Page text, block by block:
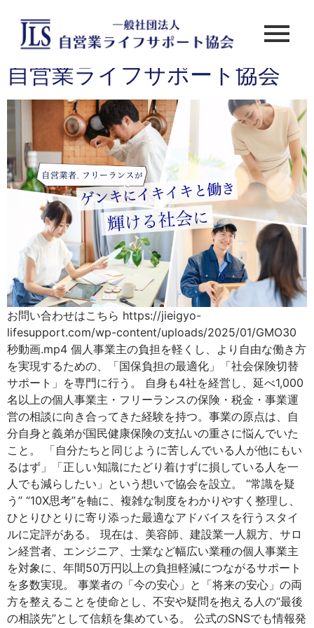
自営業ライフサポート協会
お問い合わせはこちら https://jieigyo-
lifesupport.com/wp-content/uploads/2025/01/GMO30
秒動画.mp4 個人事業主の負担を軽くし、より自由な働き方
を実現するための、「国保負担の最適化」「社会保険切替
サポート」を専門に行う。 自身も4社を経営し、延べ1,000
名以上の個人事業主・フリーランスの保険・税金・事業運
営の相談に向き合ってきた経験を持つ。事業の原点は、自
分自身と義弟が国民健康保険の支払いの重さに悩んでいた
こと。 「自分たちと同じように苦しんでいる人が他にもい
るはず」「正しい知識にたどり着けずに損している人を一
人でも減らしたい」という想いで協会を設立。 “常識を疑
う” “10X思考”を軸に、複雑な制度をわかりやすく整理し、
ひとりひとりに寄り添った最適なアドバイスを行うスタイ
ルに定評がある。 現在は、美容師、建設業一人親方、サロ
ン経営者、エンジニア、士業など幅広い業種の個人事業主
を対象に、年間50万円以上の負担軽減につながるサポート
を多数実現。 事業者の「今の安心」と「将来の安心」の両
方を整えることを使命とし、不安や疑問を抱える人の“最後
の相談先”として信頼を集めている。 公式のSNSでも情報発